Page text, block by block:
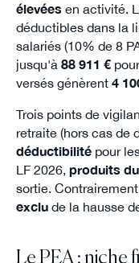
élevées en activité.
déductibles dans la
salariés (10% de 8
jusqu'à 88 911 €
versés génèrent 4
Trois points de
retraite (hors cas de
déductibilitépour
LF 2026, produits
sortie.
exclude la hausse
Le PEA : niche